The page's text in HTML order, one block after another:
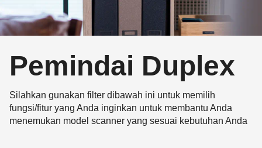
Pemindai Duplex
Silahkan gunakan filter dibawah ini untuk memilih
fungsi/fitur yang Anda inginkan untuk membantu Anda
menemukan model scanner yang sesuai kebutuhan Anda